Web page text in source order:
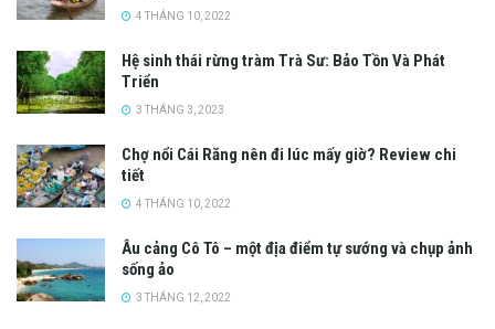
4 THÁNG 10, 2022
Hệ sinh thái rừng tràm Trà Sư: Bảo Tồn Và Phát
Triển
3 THÁNG 3, 2023
Chợ nổi Cái Răng nên đi lúc mấy giờ? Review chi
tiết
4 THÁNG 10, 2022
Âu cảng Cô Tô – một địa điểm tự sướng và chụp ảnh
sống ảo
3 THÁNG 12, 2022